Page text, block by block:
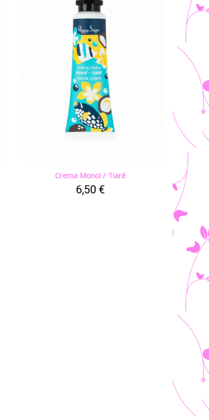
Crema Monoi / Tiaré
6,50 €